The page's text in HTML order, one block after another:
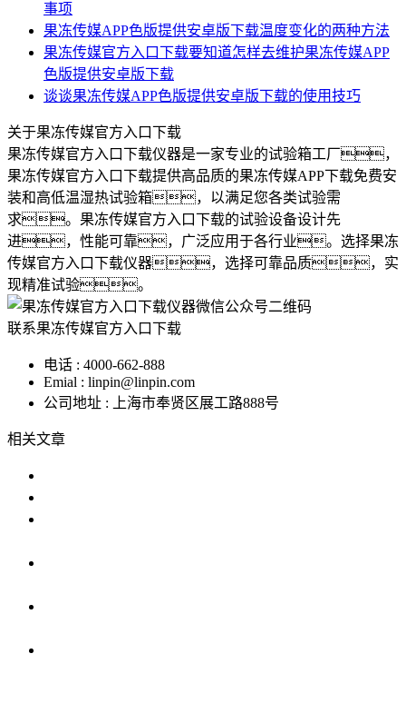
事项
果冻传媒APP色版提供安卓版下载温度变化的两种方法
果冻传媒官方入口下载要知道怎样去维护果冻传媒APP
色版提供安卓版下载
谈谈果冻传媒APP色版提供安卓版下载的使用技巧
关于果冻传媒官方入口下载
果冻传媒官方入口下载仪器是一家专业的试验箱工厂，
果冻传媒官方入口下载提供高品质的果冻传媒APP下载免费安
装和高低温湿热试验箱，以满足您各类试验需
求。果冻传媒官方入口下载的试验设备设计先
进，性能可靠，广泛应用于各行业。选择果冻
传媒官方入口下载仪器，选择可靠品质，实
现精准试验。
联系果冻传媒官方入口下载
电话 : 4000-662-888
Emial : linpin@linpin.com
公司地址 : 上海市奉贤区展工路888号
相关文章